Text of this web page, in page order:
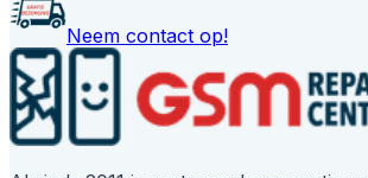
Neem contact op!